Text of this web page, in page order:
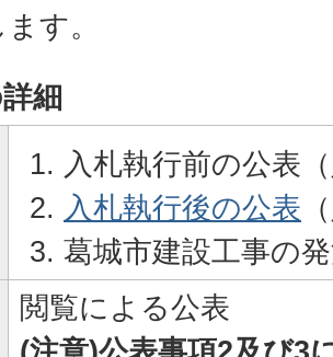
す。
細
入札執行前の公表
入札執行後の公表
葛城市建設工事の
閲覧による公表